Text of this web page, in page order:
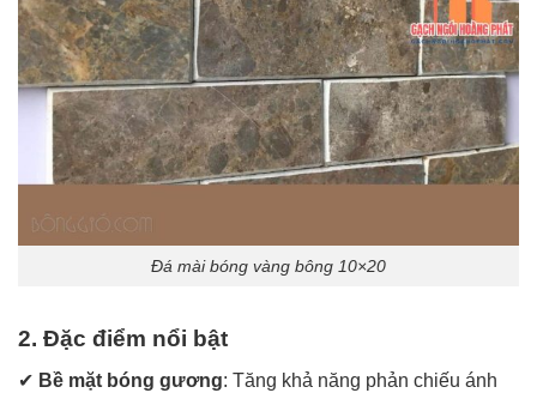
Đá mài bóng vàng bông 10×20
2. Đặc điểm nổi bật
✔ Bề mặt bóng gương: Tăng khả năng phản chiếu ánh